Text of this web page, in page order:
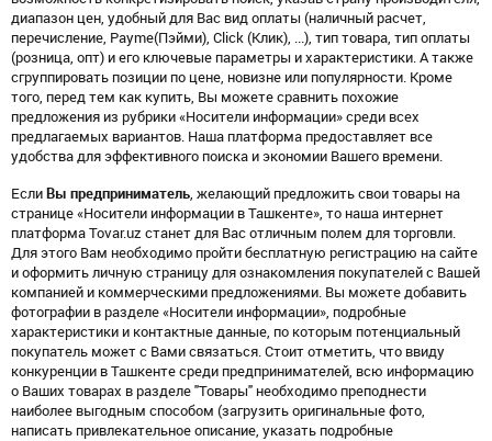
диапазон цен, удобный для Вас вид оплаты (наличный расчет,
перечисление, Payme(Пэйми), Click (Клик), ...), тип товара, тип оплаты
(розница, опт) и его ключевые параметры и характеристики. А также
сгруппировать позиции по цене, новизне или популярности. Кроме
того, перед тем как купить, Вы можете сравнить похожие
предложения из рубрики «Носители информации» среди всех
предлагаемых вариантов. Наша платформа предоставляет все
удобства для эффективного поиска и экономии Вашего времени.
Если Вы предприниматель, желающий предложить свои товары на
странице «Носители информации в Ташкенте», то наша интернет
платформа Tovar.uz станет для Вас отличным полем для торговли.
Для этого Вам необходимо пройти бесплатную регистрацию на сайте
и оформить личную страницу для ознакомления покупателей с Вашей
компанией и коммерческими предложениями. Вы можете добавить
фотографии в разделе «Носители информации», подробные
характеристики и контактные данные, по которым потенциальный
покупатель может с Вами связаться. Стоит отметить, что ввиду
конкуренции в Ташкенте среди предпринимателей, всю информацию
о Ваших товарах в разделе "Товары" необходимо преподнести
наиболее выгодным способом (загрузить оригинальные фото,
написать привлекательное описание, указать подробные